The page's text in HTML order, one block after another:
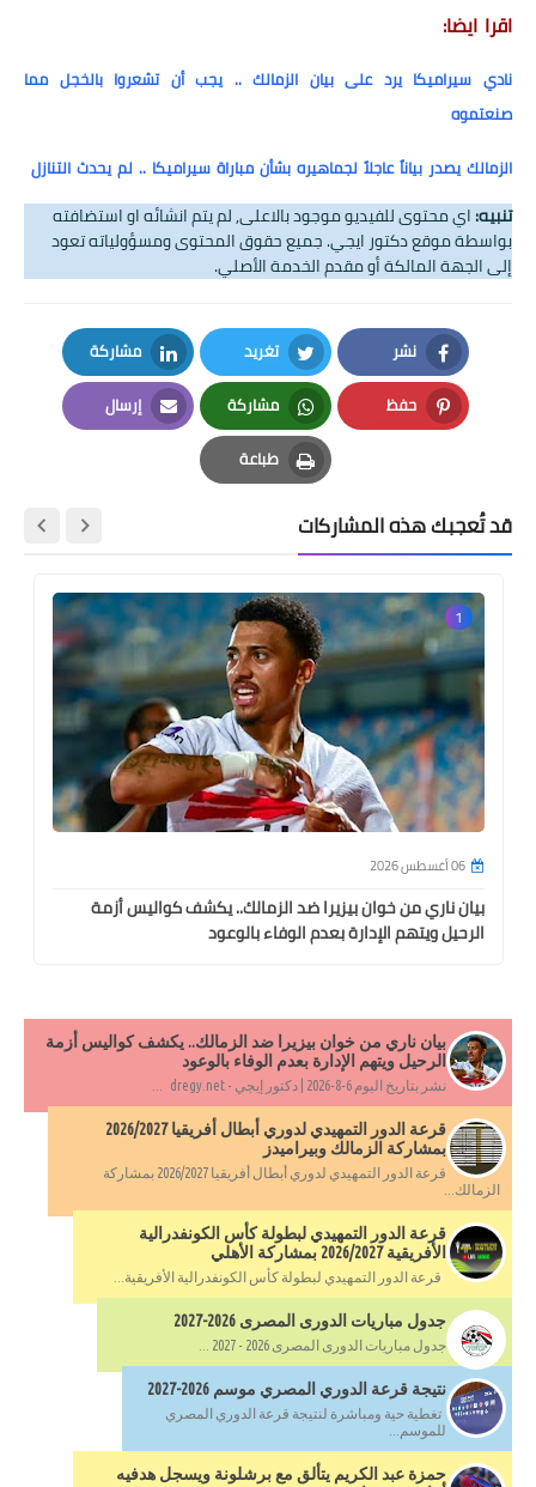
اقرا ايضا:
نادي سيراميكا يرد على بيان الزمالك .. يجب أن تشعروا بالخجل مما
صنعتموه
الزمالك يصدر بياناً عاجلاً لجماهيره بشأن مباراة سيراميكا .. لم يحدث التنازل
تنبيه:اي محتوى للفيديو موجود بالاعلى, لم يتم انشائه او استضافته
بواسطة موقع دكتور ايجي. جميع حقوق المحتوى ومسؤولياته تعود
إلى الجهة المالكة أو مقدم الخدمة الأصلي.
نشر
Facebook
تغريد
Twitter
مشاركة
LinkedIn
حفظ
Pinterest
مشاركة
Whatsapp
إرسال
Email
طباعة
Print
قد تُعجبك هذه المشاركات
1
06 أغسطس 2026
بيان ناري من خوان بيزيرا ضد الزمالك.. يكشف كواليس أزمة
الرحيل ويتهم الإدارة بعدم الوفاء بالوعود
بيان ناري من خوان بيزيرا ضد الزمالك.. يكشف كواليس أزمة
الرحيل ويتهم الإدارة بعدم الوفاء بالوعود
نشر بتاريخ اليوم 6-8-2026 | دكتور إيجي - dregy.net ...
قرعة الدور التمهيدي لدوري أبطال أفريقيا 2026/2027
بمشاركة الزمالك وبيراميدز
قرعة الدور التمهيدي لدوري أبطال أفريقيا 2026/2027 بمشاركة
الزمالك...
قرعة الدور التمهيدي لبطولة كأس الكونفدرالية
الأفريقية 2026/2027 بمشاركة الأهلي
قرعة الدور التمهيدي لبطولة كأس الكونفدرالية الأفريقية...
جدول مباريات الدورى المصرى 2026-2027
جدول مباريات الدورى المصرى 2026 - 2027 ...
نتيجة قرعة الدوري المصري موسم 2026-2027
تغطية حية ومباشرة لنتيجة قرعة الدوري المصري
للموسم...
حمزة عبد الكريم يتألق مع برشلونة ويسجل هدفيه